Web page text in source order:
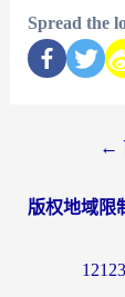
Spread the
←
版权地域限